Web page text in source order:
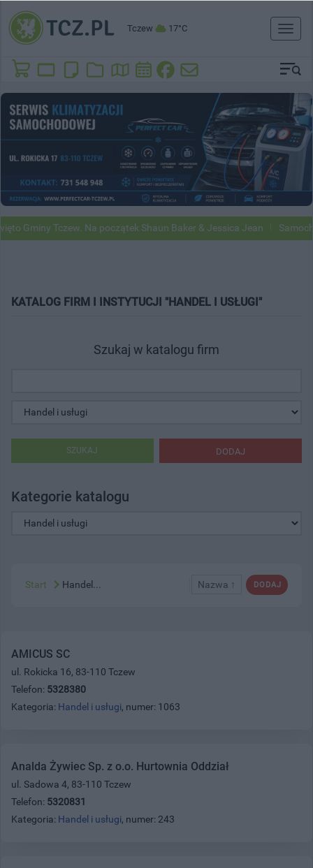
Tczew 17°C
Toggle
Gminy Tczew. Na początek Shaun Baker & Jessica Jean
KATALOG FIRM I INSTYTUCJI "HANDEL I USŁUGI"
Szukaj w katalogu firm
DODAJ
SZUKAJ
Kategorie katalogu
DODAJ
Nazwa ↑
Start Handel...
AMICUS SC
ul. Rokicka 16, 83-110 Tczew
Telefon: 5328380
Kategoria: Handel i usługi, numer: 1063
Analda Żywiec Sp. z o.o. Hurtownia Oddział
ul. Sadowa 4, 83-110 Tczew
Telefon: 5320831
Kategoria: Handel i usługi, numer: 243